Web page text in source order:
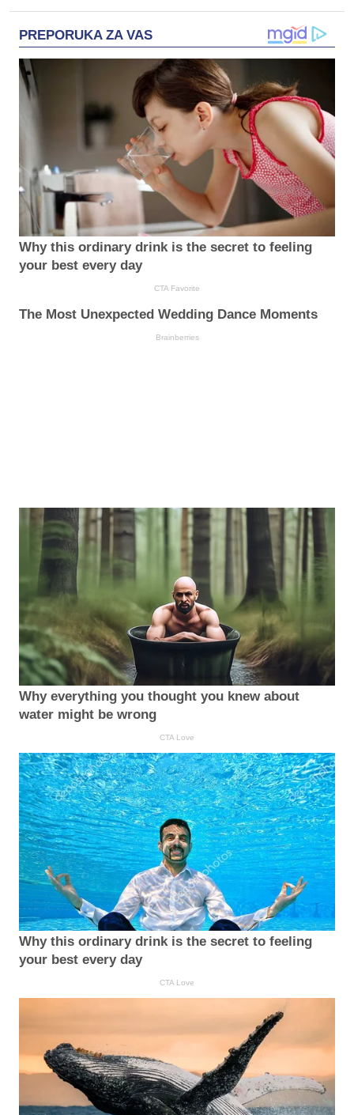
PREPORUKA ZA VAS
Why this ordinary drink is the secret to feeling
your best every day
CTA Favorite
The Most Unexpected Wedding Dance Moments
Brainberries
Why everything you thought you knew about
water might be wrong
CTA Love
Why this ordinary drink is the secret to feeling
your best every day
CTA Love